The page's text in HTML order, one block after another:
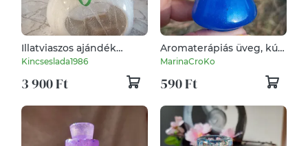
Illatviaszos ajándék
csomag viaszolvasztóval
Kincseslada1986
3 900 Ft
Aromaterápiás üveg, kúp
forma
MarinaCroKo
590 Ft